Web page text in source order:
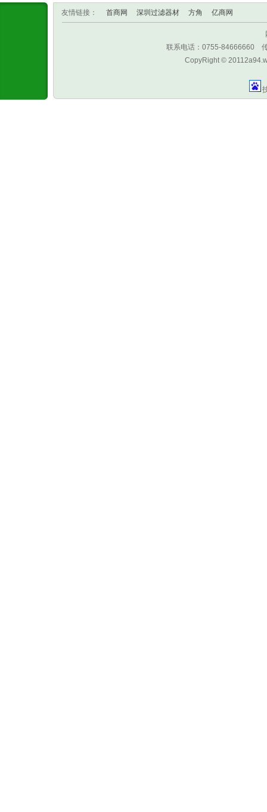
友情链接： 首商网 深圳过滤器材 方角 亿商网
联系电话：0755-84666660
CopyRight ©